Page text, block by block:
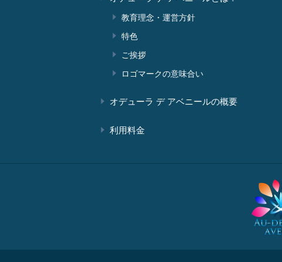
教育理念・運営方針
特色
ご挨拶
ロゴマークの意味合い
オデューラ デ アベニールの概要
利用料金